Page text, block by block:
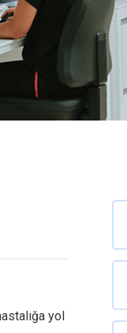
yol